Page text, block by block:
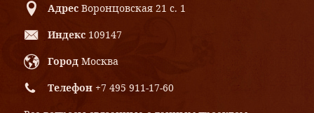
Адрес Воронцовская 21 с. 1
Индекс 109147
Город Москва
Телефон +7 495 911-17-60